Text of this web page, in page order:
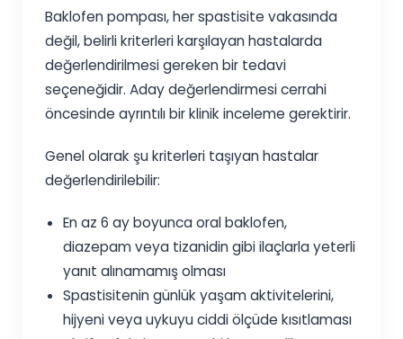
Baklofen pompası, her spastisite vakasında
değil, belirli kriterleri karşılayan hastalarda
değerlendirilmesi gereken bir tedavi
seçeneğidir. Aday değerlendirmesi cerrahi
öncesinde ayrıntılı bir klinik inceleme gerektirir.
Genel olarak şu kriterleri taşıyan hastalar
değerlendirilebilir:
En az 6 ay boyunca oral baklofen,
diazepam veya tizanidin gibi ilaçlarla yeterli
yanıt alınamamış olması
Spastisitenin günlük yaşam aktivitelerini,
hijyeni veya uykuyu ciddi ölçüde kısıtlaması